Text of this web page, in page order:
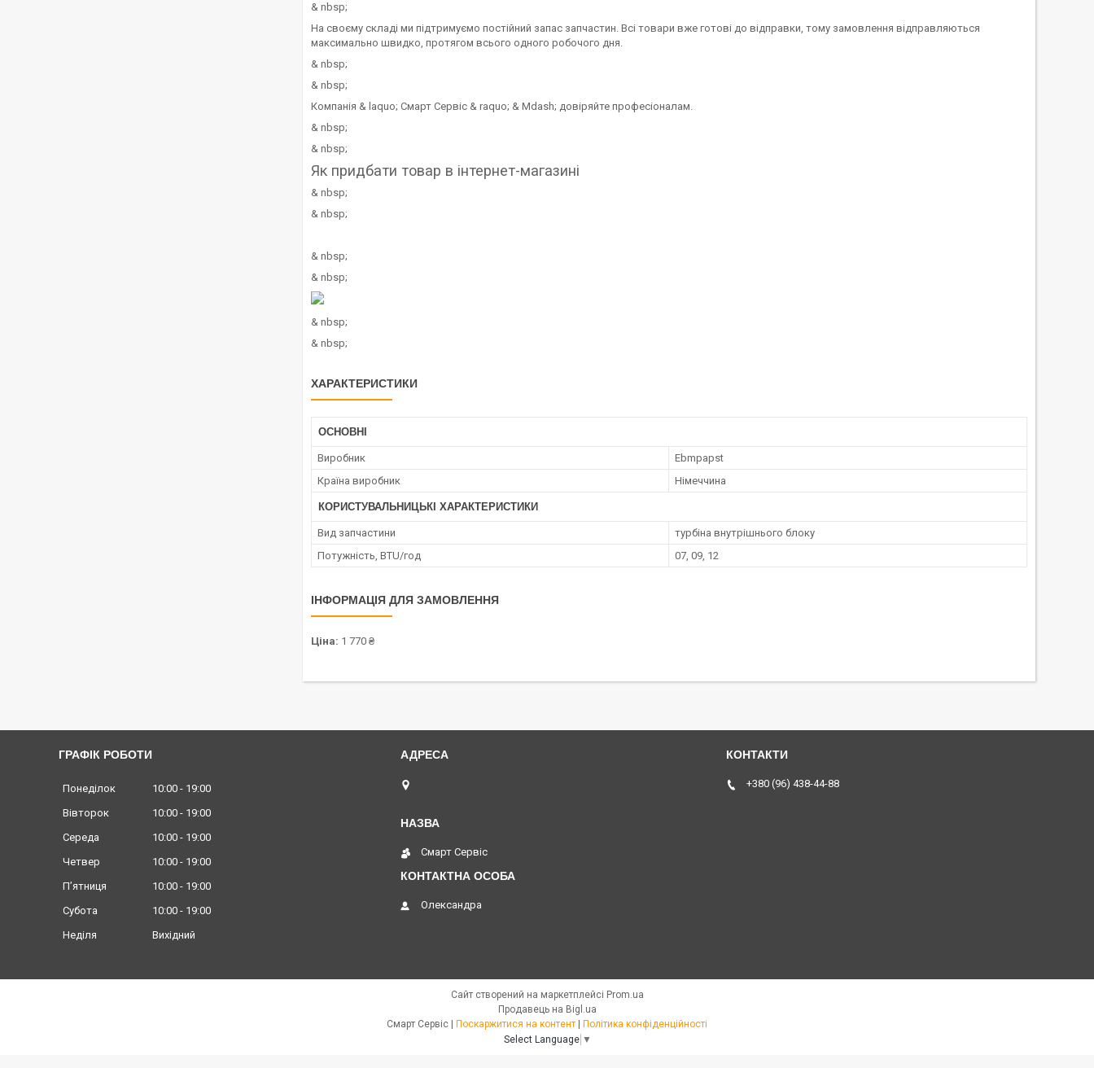
& nbsp;
На своєму складі ми підтримуємо постійний запас запчастин. Всі товари вже готові до відправки, тому замовлення відправляються
максимально швидко, протягом всього одного робочого дня.
& nbsp;
& nbsp;
Компанія & laquo; Смарт Сервіс & raquo; & Mdash; довіряйте професіоналам.
& nbsp;
& nbsp;
Як придбати товар в інтернет-магазині
& nbsp;
& nbsp;
& nbsp;
& nbsp;
& nbsp;
& nbsp;
ХАРАКТЕРИСТИКИ
ОСНОВНІ
Виробник
Ebmpapst
Країна виробник
Німеччина
КОРИСТУВАЛЬНИЦЬКІ ХАРАКТЕРИСТИКИ
Вид запчастини
турбіна внутрішнього блоку
Потужність, BTU/год
07, 09, 12
ІНФОРМАЦІЯ ДЛЯ ЗАМОВЛЕННЯ
Ціна: 1 770 ₴
ГРАФІК РОБОТИ
Понеділок 10:00
19:00
Вівторок
10:00
19:00
Середа
10:00
19:00
Четвер
10:00
19:00
Пʼятниця
10:00
19:00
Субота
10:00
19:00
Неділя
Вихідний
Смарт Сервіс
Олександра
+380 (96) 438-44-88
Сайт створений на маркетплейсі Prom.ua
Продавець на Bigl.ua
Поскаржитися на контент
Політика конфіденційності
Select Language ▼